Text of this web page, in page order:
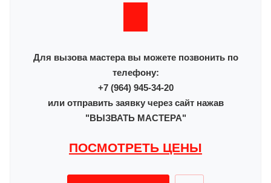
Для вызова мастера вы можете позвонить по
телефону:
+7 (964) 945-34-20
или отправить заявку через сайт нажав
"ВЫЗВАТЬ МАСТЕРА"
ПОСМОТРЕТЬ ЦЕНЫ